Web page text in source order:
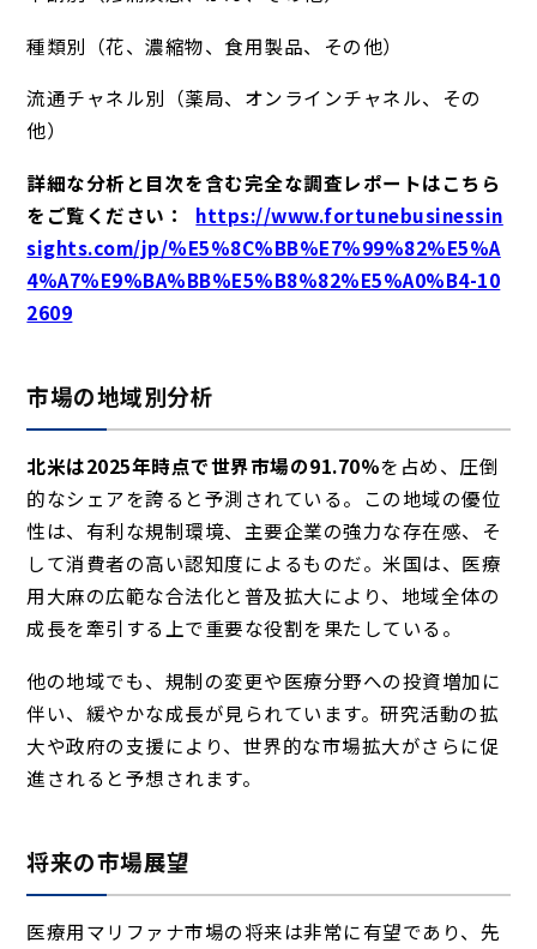
種類別（花、濃縮物、食用製品、その他）
流通チャネル別（薬局、オンラインチャネル、その
他）
詳細な分析と目次を含む完全な調査レポートはこちら
をご覧ください： https://www.fortunebusinessin
sights.com/jp/%E5%8C%BB%E7%99%82%E5%A
4%A7%E9%BA%BB%E5%B8%82%E5%A0%B4-10
2609
市場の地域別分析
北米は2025年時点で世界市場の91.70%を占め、圧倒
的なシェアを誇ると予測されている。この地域の優位
性は、有利な規制環境、主要企業の強力な存在感、そ
して消費者の高い認知度によるものだ。米国は、医療
用大麻の広範な合法化と普及拡大により、地域全体の
成長を牽引する上で重要な役割を果たしている。
他の地域でも、規制の変更や医療分野への投資増加に
伴い、緩やかな成長が見られています。研究活動の拡
大や政府の支援により、世界的な市場拡大がさらに促
進されると予想されます。
将来の市場展望
医療用マリファナ市場の将来は非常に有望であり、先